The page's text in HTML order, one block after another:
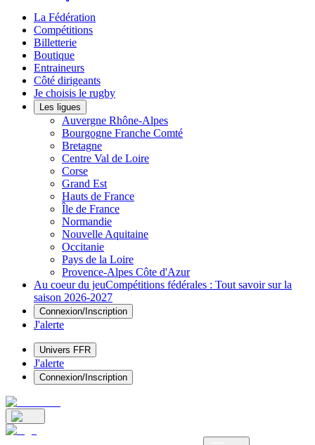
La Fédération
Compétitions
Billetterie
Boutique
Entraineurs
Côté dirigeants
Je choisis le rugby
Les ligues
Auvergne Rhône-Alpes
Bourgogne Franche Comté
Bretagne
Centre Val de Loire
Corse
Grand Est
Hauts de France
Île de France
Normandie
Nouvelle Aquitaine
Occitanie
Pays de la Loire
Provence-Alpes Côte d'Azur
Au coeur du jeuCompétitions fédérales : Tout savoir sur la
saison 2026-2027
Connexion/Inscription
J'alerte
Univers FFR
J'alerte
Connexion/Inscription